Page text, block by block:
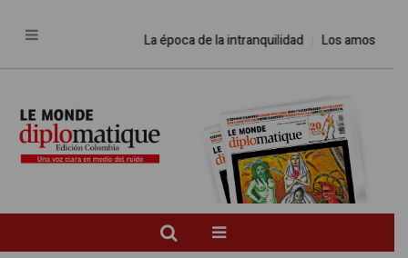
La época de la intranquilidad Los amos del mundo